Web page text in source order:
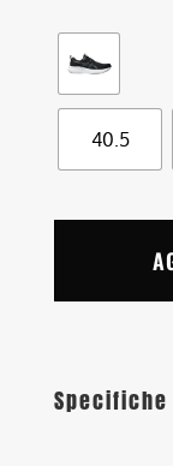
40.5
Specifiche